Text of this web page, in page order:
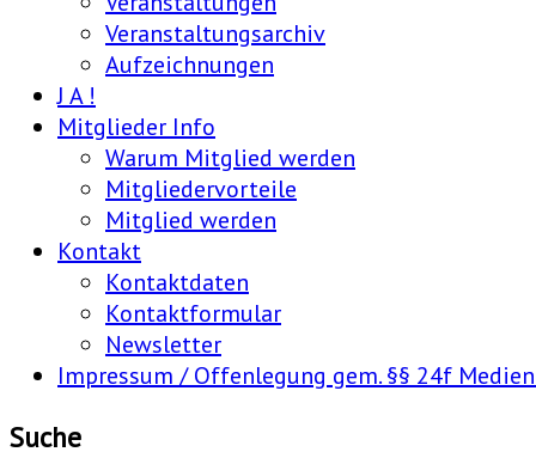
Veranstaltungsarchiv
Aufzeichnungen
J A !
Mitglieder Info
Warum Mitglied werden
Mitgliedervorteile
Mitglied werden
Kontakt
Kontaktdaten
Kontaktformular
Newsletter
Impressum / Offenlegung gem. §§ 24f
Suche